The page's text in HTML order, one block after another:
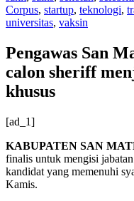
Corpus, startup, teknologi,
universitas, vaksin
Pengawas San
calon sheriff
khusus
[ad_1]
KABUPATEN SAN
finalis untuk mengisi
kandidat yang memenuhi
Kamis.